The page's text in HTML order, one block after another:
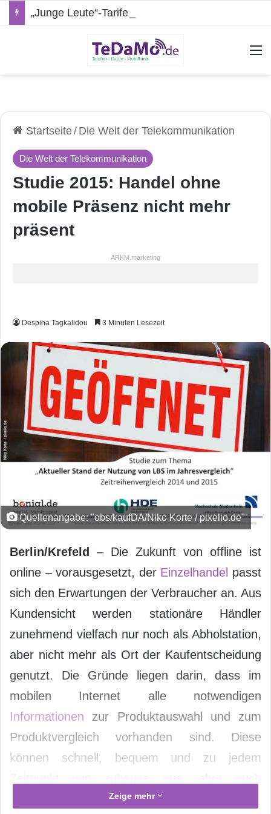
Startseite/ Die Welt der Telekommunikation
Die Welt der Telekommunikation
Studie 2015: Handel ohne
mobile Präsenz nicht mehr
präsent
ARKM.marketing
Despina Tagkalidou 3 Minuten Lesezeit
Quellenangabe: "obs/kaufDA/Niko Korte / pixelio.de"
Berlin/Krefeld
– Die Zukunft von offline ist
online – vorausgesetzt, der Einzelhandel passt
sich den Erwartungen der Verbraucher an. Aus
Kundensicht werden stationäre Händler
zunehmend vielfach nur noch als Abholstation,
aber nicht mehr als Ort der Kaufentscheidung
genutzt. Die Gründe liegen darin, dass im
mobilen Internet alle notwendigen
Informationen zur Produktauswahl und zum
Produktvergleich vorhanden sind. Diese
können schnell, bequem und zu jedem
unterwegs abgerufen werden. Schon jetzt hat
Zeige mehr